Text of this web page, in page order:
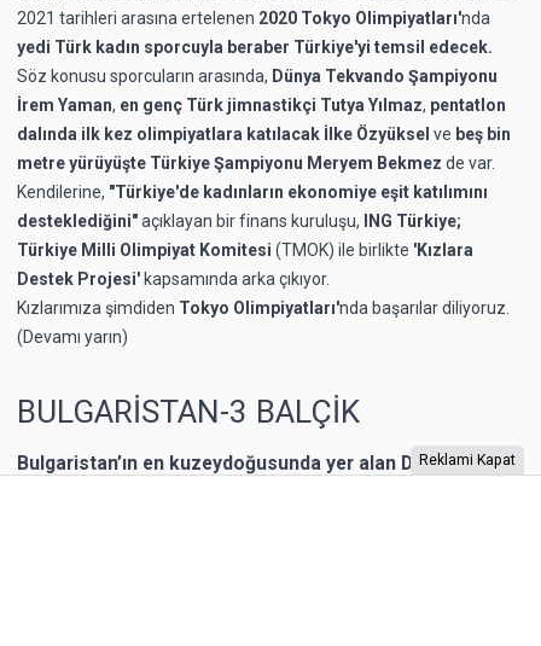
2021 tarihleri arasına ertelenen 2020 Tokyo Olimpiyatları'nda
yedi Türk kadın sporcuyla beraber Türkiye'yi temsil edecek.
Söz konusu sporcuların arasında, Dünya Tekvando Şampiyonu
İrem Yaman, en genç Türk jimnastikçi Tutya Yılmaz, pentatlon
dalında ilk kez olimpiyatlara katılacak İlke Özyüksel ve beş bin
metre yürüyüşte Türkiye Şampiyonu Meryem Bekmez de var.
Kendilerine, "Türkiye'de kadınların ekonomiye eşit katılımını
desteklediğini"açıklayan bir finans kuruluşu, ING Türkiye;
Türkiye Milli Olimpiyat Komitesi (TMOK) ile birlikte 'Kızlara
Destek Projesi'kapsamında arka çıkıyor.
Kızlarımıza şimdiden Tokyo Olimpiyatları'nda başarılar diliyoruz.
(Devamı yarın)
BULGARİSTAN-3 BALÇİK
Bulgaristan’ın en kuzeydoğusunda yer alan Dobriç bir
Reklami Kapat